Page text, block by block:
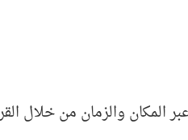
المكان والزمان من خلال